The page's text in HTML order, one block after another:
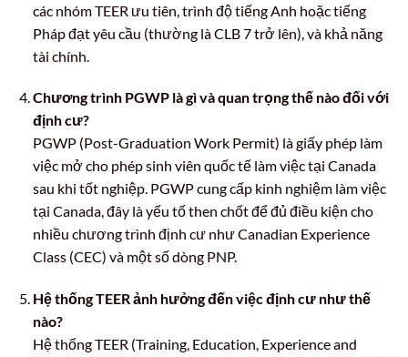
các nhóm TEER ưu tiên, trình độ tiếng Anh hoặc tiếng
Pháp đạt yêu cầu (thường là CLB 7 trở lên), và khả năng
tài chính.
Chương trình PGWP là gì và quan trọng thế nào đối với
định cư?
PGWP (Post-Graduation Work Permit) là giấy phép làm
việc mở cho phép sinh viên quốc tế làm việc tại Canada
sau khi tốt nghiệp. PGWP cung cấp kinh nghiệm làm việc
tại Canada, đây là yếu tố then chốt để đủ điều kiện cho
nhiều chương trình định cư như Canadian Experience
Class (CEC) và một số dòng PNP.
Hệ thống TEER ảnh hưởng đến việc định cư như thế
nào?
Hệ thống TEER (Training, Education, Experience and